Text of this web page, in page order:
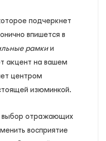
подчеркнет
впишется в
рамкии
акцент на вашем
центром
изюминкой.
выбор отражающих
восприятие